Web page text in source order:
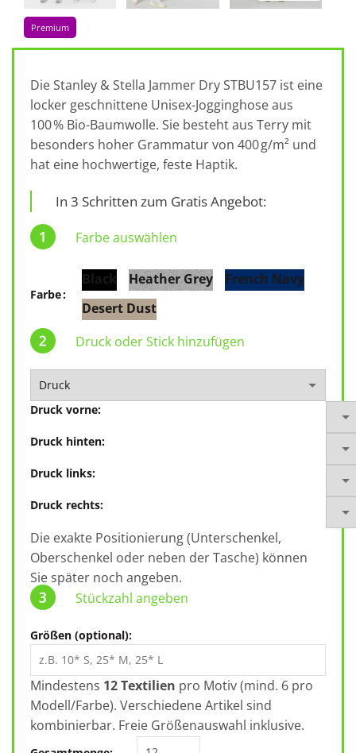
Premium
Die Stanley & Stella Jammer Dry STBU157 ist eine
locker geschnittene Unisex-Jogginghose aus
100 % Bio-Baumwolle. Sie besteht aus Terry mit
besonders hoher Grammatur von 400 g/m² und
hat eine hochwertige, feste Haptik.
In 3 Schritten zum Gratis Angebot:
Farbe auswählen
Farbe
Black Heather Grey
French Navy
Desert Dust
Druck oder Stick hinzufügen
Druck vorne:
Druck hinten:
Druck links:
Druck rechts:
Die exakte Positionierung (Unterschenkel,
Oberschenkel oder neben der Tasche) können
Sie später noch angeben.
Stückzahl angeben
Größen (optional):
Mindestens 12 Textilien pro Motiv (mind. 6 pro
Modell/Farbe). Verschiedene Artikel sind
kombinierbar. Freie Größenauswahl inklusive.